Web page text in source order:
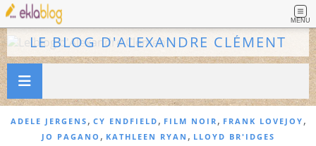
MENU
LE BLOG D'ALEXANDRE CLÉMENT
ADELE JERGENS , CY ENDFIELD , FILM NOIR , FRANK LOVEJOY ,
JO PAGANO , KATHLEEN RYAN , LLOYD BR'IDGES